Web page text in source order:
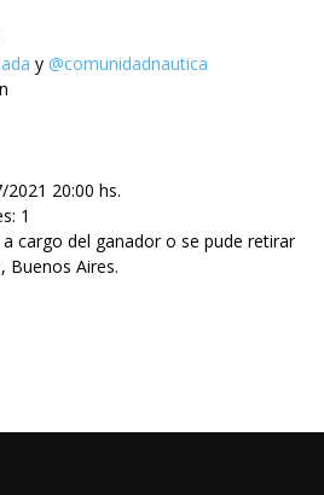
y @comunidadnautica
20:00 hs.
1
cargo del ganador o se pude retirar
Buenos Aires.